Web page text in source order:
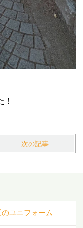
！
次の記事
ユニフォーム